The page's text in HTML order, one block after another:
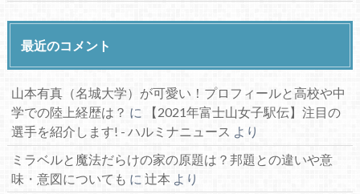
最近のコメント
山本有真（名城大学）が可愛い！プロフィールと高校や中
学での陸上経歴は？ に
【2021年富士山女子駅伝】注目の
選手を紹介します! - ハルミナニュース より
ミラベルと魔法だらけの家の原題は？邦題との違いや意
味・意図についても に 辻本 より